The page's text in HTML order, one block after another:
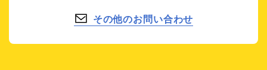
その他のお問い合わせ